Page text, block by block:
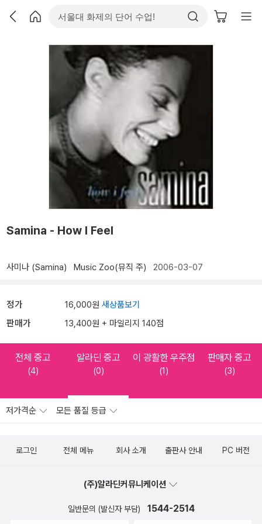
Samina - How I Feel
사미나 (Samina) Music Zoo(뮤직 주) 2006-03-07
정가 16,000원 새상품보기
판매가 13,400원 + 마일리지 140점
전체 중고
(4)
알라딘 중고
(0)
이 광활한 우주점
(1)
판매자 중고
(3)
저가격순 모든 품질 등급
로그인 전체 메뉴 회사 소개 출판사 안내 PC 버전
(주)알라딘커뮤니케이션
일반문의 (발신자 부담) 1544-2514